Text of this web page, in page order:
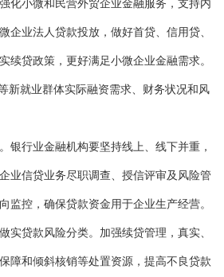
化小微和民营外贸企业金融服务，支持内
企业法人贷款投放，做好首贷、信用贷、
续贷政策，更好满足小微企业金融需求。
新就业群体实际融资需求、财务状况和风
行业金融机构要坚持线上、线下并重，
业信贷业务尽职调查、授信评审及风险管
监控，确保贷款资金用于企业生产经营。
实贷款风险分类。加强续贷管理，真实、
障和倾斜核销等处置资源，提高不良贷款